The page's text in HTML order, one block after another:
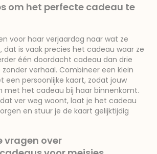
om het perfecte cadeau te
voor haar verjaardag naar wat ze
dat is vaak precies het cadeau waar ze
één doordacht cadeau dan drie
verhaal. Combineer een klein
een persoonlijke kaart, zodat jouw
met het cadeau bij haar binnenkomt.
ver weg woont, laat je het cadeau
en stuur je de kaart gelijktijdig
vragen over